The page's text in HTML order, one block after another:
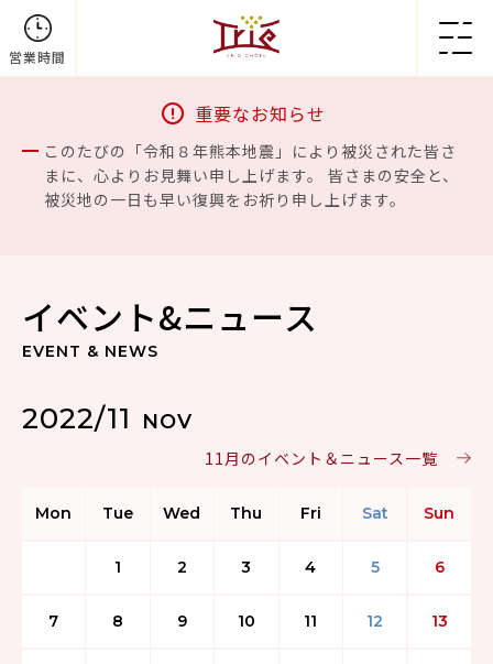
営業時間
重要なお知らせ
このたびの「令和８年熊本地震」により被災された皆さ
まに、心よりお見舞い申し上げます。 皆さまの安全と、
被災地の一日も早い復興をお祈り申し上げます。
イベント&ニュース
EVENT & NEWS
2022/11 NOV
11月のイベント＆ニュース一覧
Mon Tue Wed Thu Fri Sat Sun
1 2 3 4 5 6
7 8 9 10 11 12 13